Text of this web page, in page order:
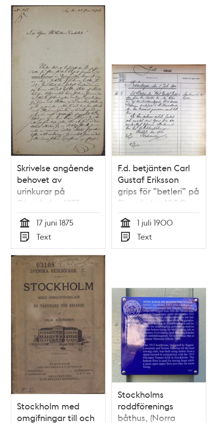
Skrivelse angående
behovet av
urinkurar på
Djurgården 1875
Tid
17 juni 1875
Typ
Text
F.d. betjänten Carl
Gustaf Eriksson
grips för ”betleri” på
Djurgården 1900
Tid
1 juli 1900
Typ
Text
Stockholm med
omgifningar till och
Stockholms
roddförenings
båthus, (Norra